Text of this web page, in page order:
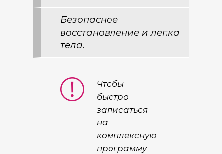
Безопасное
восстановление и лепка
тела.
Чтобы
быстро
записаться
на
комплексную
программу